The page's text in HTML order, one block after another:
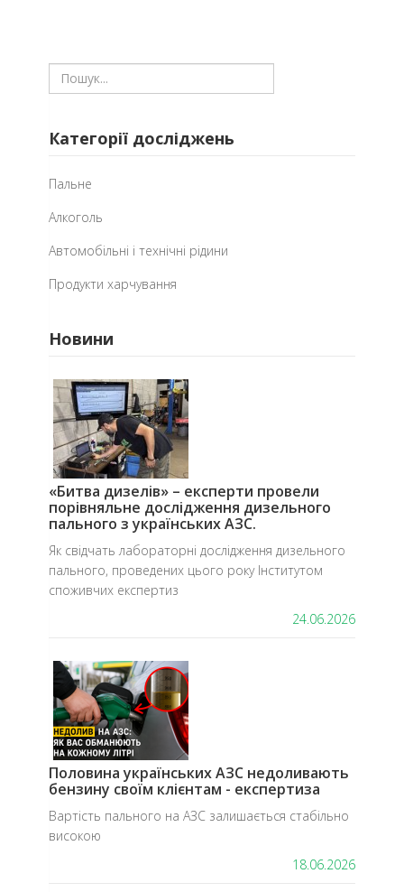
Категорії досліджень
Пальне
Алкоголь
Автомобільні і технічні рідини
Продукти харчування
Новини
«Битва дизелів» – експерти провели
порівняльне дослідження дизельного
пального з українських АЗС.
​Як свідчать лабораторні дослідження дизельного
пального, проведених цього року Інститутом
споживчих експертиз
24.06.2026
​Половина українських АЗС недоливають
бензину своїм клієнтам - експертиза
Вартість пального на АЗС залишається стабільно
високою
18.06.2026